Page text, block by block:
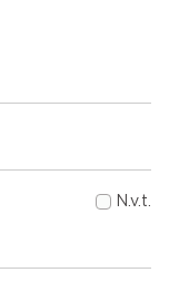
N.v.t.